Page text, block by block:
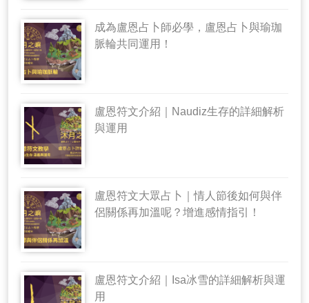
成為盧恩占卜師必學，盧恩占卜與瑜珈
脈輪共同運用！
盧恩符文介紹｜Naudiz生存的詳細解析
與運用
盧恩符文大眾占卜｜情人節後如何與伴
侶關係再加溫呢？增進感情指引！
盧恩符文介紹｜Isa冰雪的詳細解析與運
用